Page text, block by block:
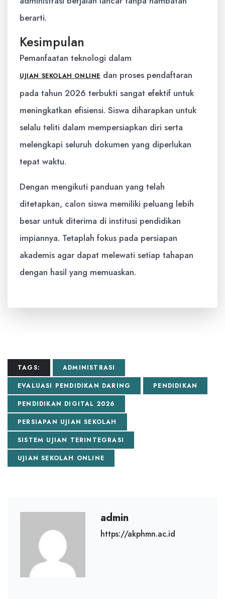
berarti.
Kesimpulan
Pemanfaatan teknologi dalam
UJIAN SEKOLAH ONLINE dan proses pendaftaran
pada tahun 2026 terbukti sangat efektif untuk
meningkatkan efisiensi. Siswa diharapkan untuk
selalu teliti dalam mempersiapkan diri serta
melengkapi seluruh dokumen yang diperlukan
tepat waktu.
Dengan mengikuti panduan yang telah
ditetapkan, calon siswa memiliki peluang lebih
besar untuk diterima di institusi pendidikan
impiannya. Tetaplah fokus pada persiapan
akademis agar dapat melewati setiap tahapan
dengan hasil yang memuaskan.
TAGS:
ADMINISTRASI
EVALUASI PENDIDIKAN DARING
PENDIDIKAN
PENDIDIKAN DIGITAL 2026
PERSIAPAN UJIAN SEKOLAH
SISTEM UJIAN TERINTEGRASI
UJIAN SEKOLAH ONLINE
admin
https://akphmn.ac.id